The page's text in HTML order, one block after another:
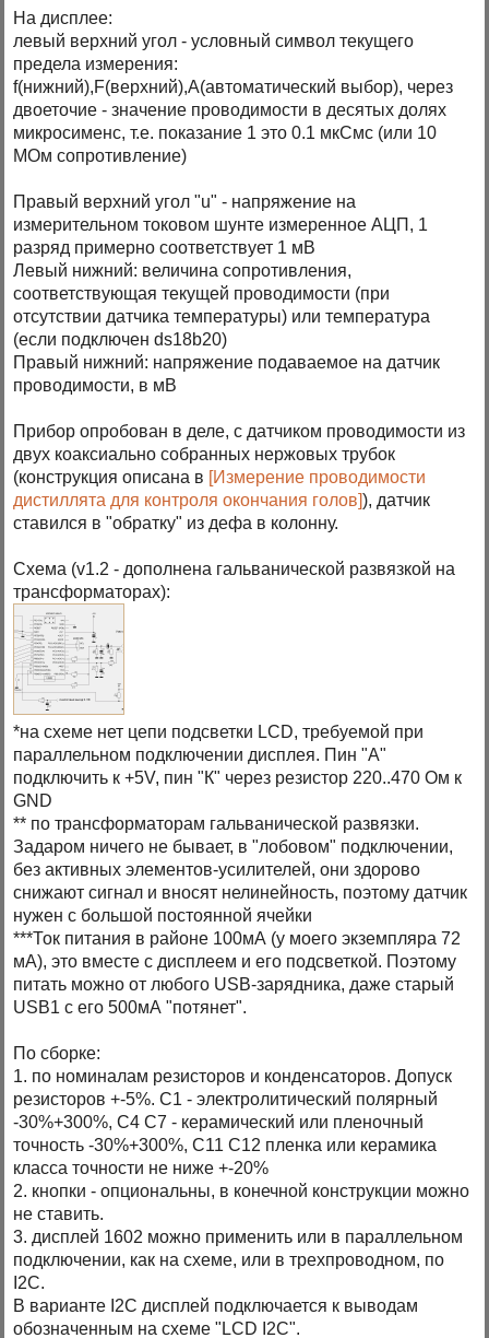
На дисплее:
левый верхний угол - условный символ текущего
предела измерения:
f(нижний),F(верхний),A(автоматический выбор), через
двоеточие - значение проводимости в десятых долях
микросименс, т.е. показание 1 это 0.1 мкСмс (или 10
МОм сопротивление)
Правый верхний угол "u" - напряжение на
измерительном токовом шунте измеренное АЦП, 1
разряд примерно соответствует 1 мВ
Левый нижний: величина сопротивления,
соответствующая текущей проводимости (при
отсутствии датчика температуры) или температура
(если подключен ds18b20)
Правый нижний: напряжение подаваемое на датчик
проводимости, в мВ
Прибор опробован в деле, с датчиком проводимости из
двух коаксиально собранных нержовых трубок
(конструкция описана в [Измерение проводимости
дистиллята для контроля окончания голов]), датчик
ставился в "обратку" из дефа в колонну.
Схема (v1.2 - дополнена гальванической развязкой на
трансформаторах):
*на схеме нет цепи подсветки LCD, требуемой при
параллельном подключении дисплея. Пин "А"
подключить к +5V, пин "К" через резистор 220..470 Ом к
GND
** по трансформаторам гальванической развязки.
Задаром ничего не бывает, в "лобовом" подключении,
без активных элементов-усилителей, они здорово
снижают сигнал и вносят нелинейность, поэтому датчик
нужен с большой постоянной ячейки
***Ток питания в районе 100мА (у моего экземпляра 72
мА), это вместе с дисплеем и его подсветкой. Поэтому
питать можно от любого USB-зарядника, даже старый
USB1 с его 500мА "потянет".
По сборке:
1. по номиналам резисторов и конденсаторов. Допуск
резисторов +-5%. C1 - электролитический полярный
-30%+300%, С4 С7 - керамический или пленочный
точность -30%+300%, С11 С12 пленка или керамика
класса точности не ниже +-20%
2. кнопки - опциональны, в конечной конструкции можно
не ставить.
3. дисплей 1602 можно применить или в параллельном
подключении, как на схеме, или в трехпроводном, по
I2C.
В варианте I2C дисплей подключается к выводам
обозначенным на схеме "LCD I2C".